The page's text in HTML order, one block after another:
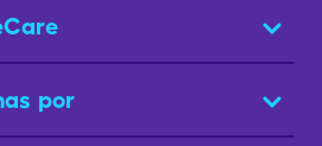
por